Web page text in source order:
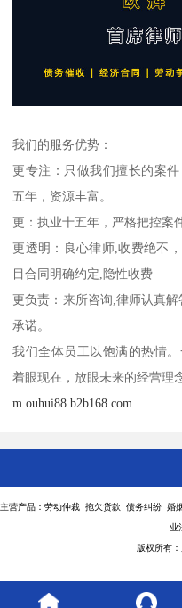
我们的服务优势：
更专注：只做我们擅长的案
五年，资源丰富。
更：执业十五年，严格把控案
更透明：良心律师,收费绝不
目合同明确约定,隐性收费
更负责：来所咨询,律师认真
承诺。
我们全体员工以饱满的热情
着眼现在，放眼未来的经营理
m.ouhui88.b2b168.com
主营产品：劳动仲裁 拖欠货款 债务纠纷
业
版权所有